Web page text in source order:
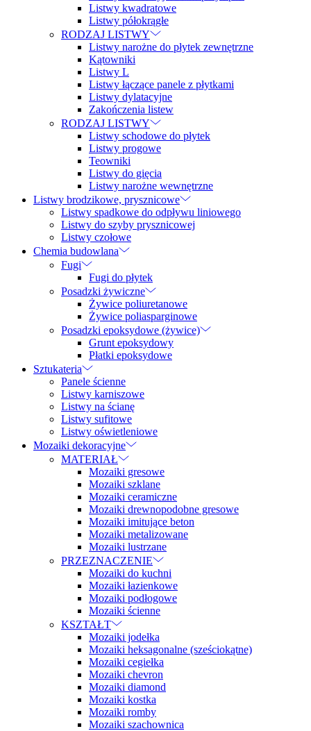
Listwy kwadratowe
Listwy półokrągłe
RODZAJ LISTWY
Listwy narożne do płytek zewnętrzne
Kątowniki
Listwy L
Listwy łączące panele z płytkami
Listwy dylatacyjne
Zakończenia listew
RODZAJ LISTWY
Listwy schodowe do płytek
Listwy progowe
Teowniki
Listwy do gięcia
Listwy narożne wewnętrzne
Listwy brodzikowe, prysznicowe
Listwy spadkowe do odpływu liniowego
Listwy do szyby prysznicowej
Listwy czołowe
Chemia budowlana
Fugi
Fugi do płytek
Posadzki żywiczne
Żywice poliuretanowe
Żywice poliasparginowe
Posadzki epoksydowe (żywice)
Grunt epoksydowy
Płatki epoksydowe
Sztukateria
Panele ścienne
Listwy karniszowe
Listwy na ścianę
Listwy sufitowe
Listwy oświetleniowe
Mozaiki dekoracyjne
MATERIAŁ
Mozaiki gresowe
Mozaiki szklane
Mozaiki ceramiczne
Mozaiki drewnopodobne gresowe
Mozaiki imitujące beton
Mozaiki metalizowane
Mozaiki lustrzane
PRZEZNACZENIE
Mozaiki do kuchni
Mozaiki łazienkowe
Mozaiki podłogowe
Mozaiki ścienne
KSZTAŁT
Mozaiki jodełka
Mozaiki heksagonalne (sześciokątne)
Mozaiki cegiełka
Mozaiki chevron
Mozaiki diamond
Mozaiki kostka
Mozaiki romby
Mozaiki szachownica